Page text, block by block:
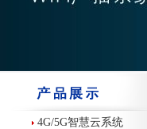
4G/5G智慧云系统